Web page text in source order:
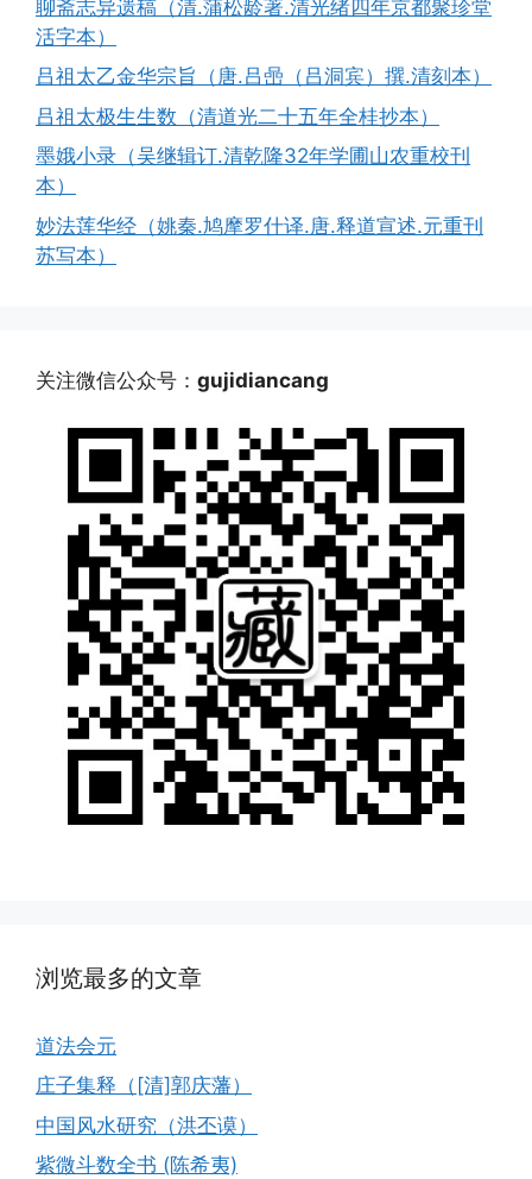
聊斋志异遗稿（清.蒲松龄著.清光绪四年京都聚珍堂
活字本）
吕祖太乙金华宗旨（唐.吕喦（吕洞宾）撰.清刻本）
吕祖太极生生数（清道光二十五年全桂抄本）
墨娥小录（吴继辑订.清乾隆32年学圃山农重校刊
本）
妙法莲华经（姚秦.鸠摩罗什译.唐.释道宣述.元重刊
苏写本）
关注微信公众号： gujidiancang
浏览最多的文章
道法会元
庄子集释（[清]郭庆藩）
中国风水研究（洪丕谟）
紫微斗数全书 (陈希夷)